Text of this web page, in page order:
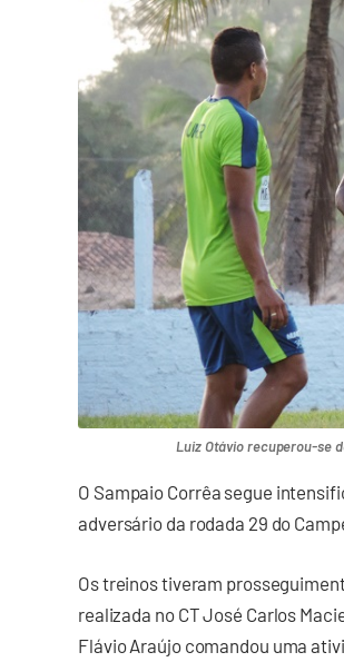
Luiz Otávio recuperou-se
O Sampaio Corrêa segue
adversário da rodada 29 do
Os treinos tiveram
realizada no CT José Carlos
Flávio Araújo comandou uma